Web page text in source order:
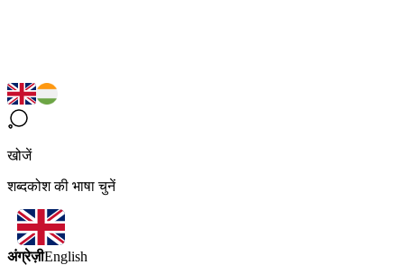
खोजें
शब्दकोश की भाषा चुनें
अंग्रेज़ीEnglish